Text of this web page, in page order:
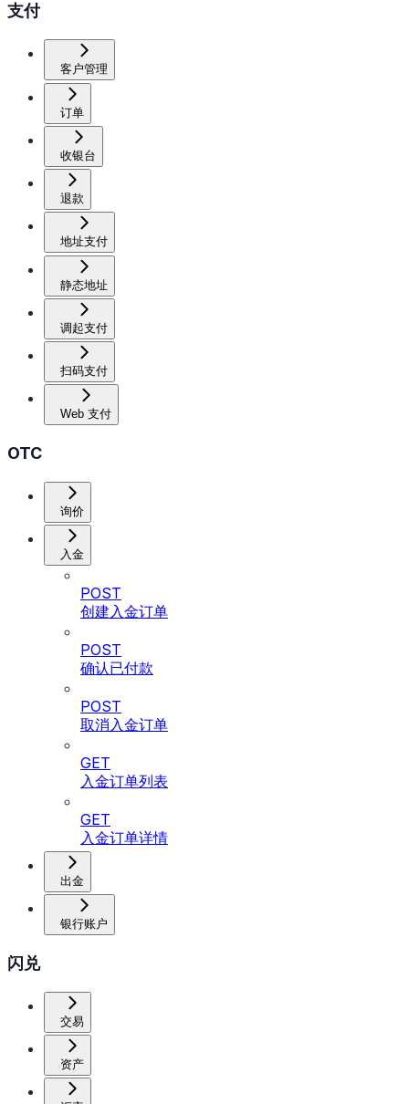
支付
客户管理
订单
收银台
退款
地址支付
静态地址
调起支付
扫码支付
Web 支付
OTC
询价
入金
POST
创建入金订单
POST
确认已付款
POST
取消入金订单
GET
入金订单列表
GET
入金订单详情
出金
银行账户
闪兑
交易
资产